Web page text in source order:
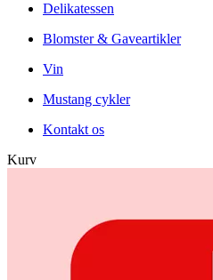
Delikatessen
Blomster & Gaveartikler
Vin
Mustang cykler
Kontakt os
Kurv